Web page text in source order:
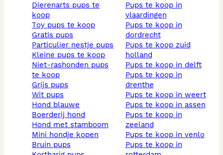
dierenarts pups te
koop
toy pups te koop
gratis pups
particulier nestje pups
kleine pups te koop
niet-rashonden pups
te koop
grijs pups
wit pups
hond blauwe
boerderij hond
hond met stamboom
mini hondje kopen
bruin pups
pups te koop in
vlaardingen
pups te koop in
dordrecht
pups te koop zuid
holland
pups te koop in delft
pups te koop in
drenthe
pups te koop in weert
pups te koop in assen
pups te koop in
zeeland
pups te koop in venlo
pups te koop in